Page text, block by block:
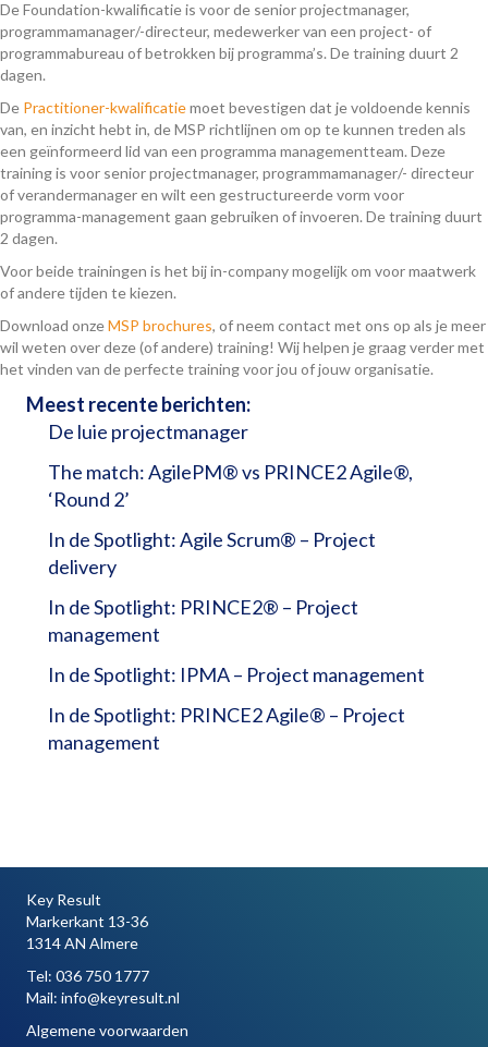
De Foundation-kwalificatie is voor de senior projectmanager,
programmamanager/-directeur, medewerker van een project- of
programmabureau of betrokken bij programma’s. De training duurt 2
dagen.
De Practitioner-kwalificatiemoet bevestigen dat je voldoende kennis
van, en inzicht hebt in, de MSP richtlijnen om op te kunnen treden als
een geïnformeerd lid van een programma managementteam. Deze
training is voor senior projectmanager, programmamanager/- directeur
of verandermanager en wilt een gestructureerde vorm voor
programma-management gaan gebruiken of invoeren. De training duurt
2 dagen.
Voor beide trainingen is het bij in-company mogelijk om voor maatwerk
of andere tijden te kiezen.
Download onzeMSP brochures, of neem contact met ons op als je meer
wil weten over deze (of andere) training! Wij helpen je graag verder met
het vinden van de perfecte training voor jou of jouw organisatie.
Meest recente berichten:
De luie projectmanager
The match: AgilePM® vs PRINCE2 Agile®,
‘Round 2’
In de Spotlight: Agile Scrum® – Project
delivery
In de Spotlight: PRINCE2® – Project
management
In de Spotlight: IPMA – Project management
In de Spotlight: PRINCE2 Agile® – Project
management
Key Result
Markerkant 13-36
1314 AN Almere
Tel: 036 750 1777
Mail: info@keyresult.nl
Algemene voorwaarden